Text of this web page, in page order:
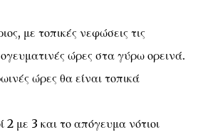
με τοπικές νεφώσεις τις
ώρες στα γύρω ορεινά.
ώρες θα είναι τοπικά
2 με 3 και το απόγευμα νότιοι